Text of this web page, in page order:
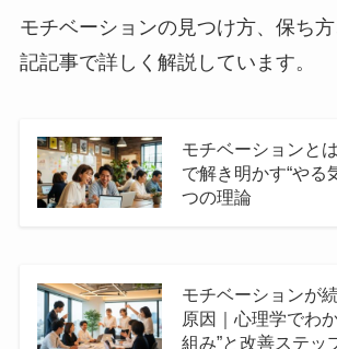
モチベーションの見つけ方、保ち
記記事で詳しく解説しています。
モチベーションと
で解き明かす“やる
つの理論
モチベーションが
原因｜心理学でわ
組み”と改善ステッ